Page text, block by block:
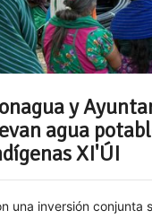
y
agua
XI'ÚI
una inversión conjunta